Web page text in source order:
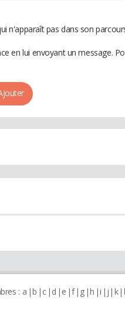
n'apparaît pas dans son
en lui envoyant un message.
: a b c d e f g h i j k l